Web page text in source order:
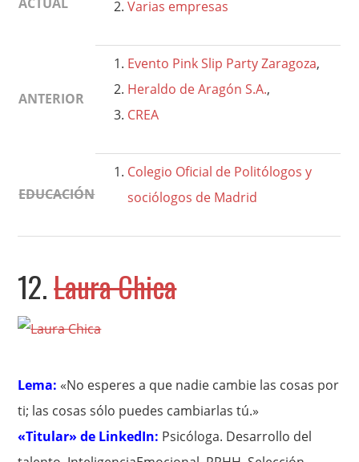
Varias empresas
ANTERIOR
Evento Pink Slip Party Zaragoza,
Heraldo de Aragón S.A.,
CREA
EDUCACIÓN
Colegio Oficial de Politólogos y
sociólogos de Madrid
12.Laura Chica
Lema: «No esperes a que nadie cambie las cosas por
ti; las cosas sólo puedes cambiarlas tú.»
«Titular» de LinkedIn: Psicóloga. Desarrollo del